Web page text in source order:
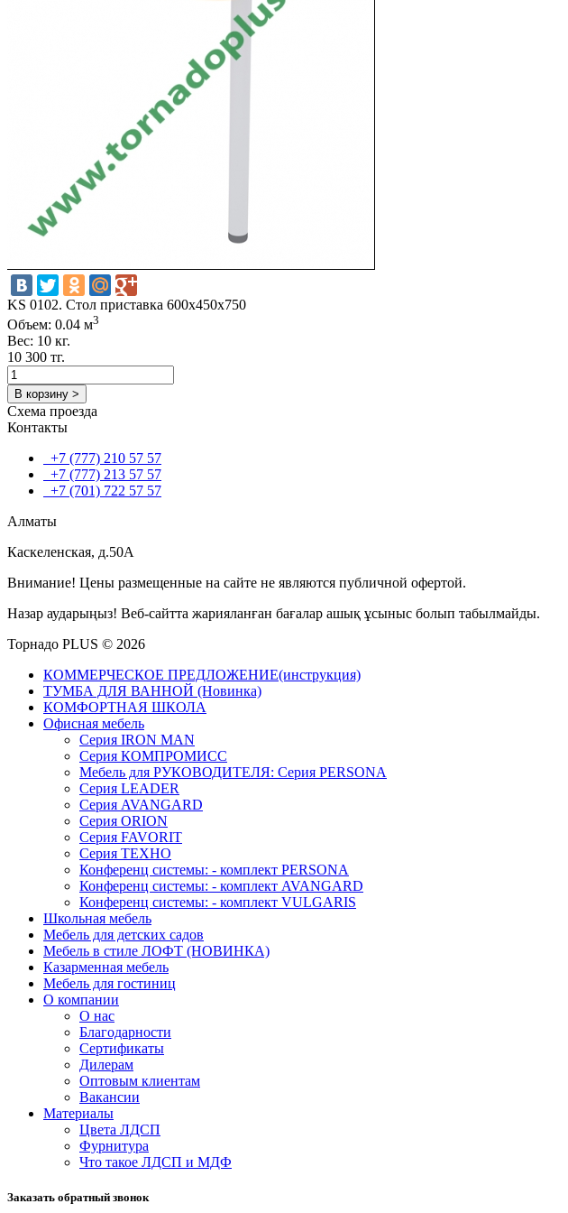
KS 0102. Стол приставка 600х450х750
Объем: 0.04 м3
Вес: 10 кг.
10 300 тг.
В корзину >
Схема проезда
Контакты
+7 (777) 210 57 57
+7 (777) 213 57 57
+7 (701) 722 57 57
Алматы
Каскеленская, д.50А
Внимание! Цены размещенные на сайте не являются публичной офертой.
Назар аударыңыз! Веб-сайтта жарияланған бағалар ашық ұсыныс болып табылмайды.
Торнадо PLUS © 2026
КОММЕРЧЕСКОЕ ПРЕДЛОЖЕНИЕ(инструкция)
ТУМБА ДЛЯ ВАННОЙ (Новинка)
КОМФОРТНАЯ ШКОЛА
Офисная мебель
Серия IRON MAN
Серия КОМПРОМИСС
Мебель для РУКОВОДИТЕЛЯ: Серия PERSONA
Серия LEADER
Серия AVANGARD
Серия ORION
Серия FAVORIT
Серия ТЕХНО
Конференц системы: - комплект PERSONA
Конференц системы: - комплект AVANGARD
Конференц системы: - комплект VULGARIS
Школьная мебель
Мебель для детских садов
Мебель в стиле ЛОФТ (НОВИНКА)
Казарменная мебель
Мебель для гостиниц
О компании
О нас
Благодарности
Сертификаты
Дилерам
Оптовым клиентам
Вакансии
Материалы
Цвета ЛДСП
Фурнитура
Что такое ЛДСП и МДФ
Заказать обратный звонок